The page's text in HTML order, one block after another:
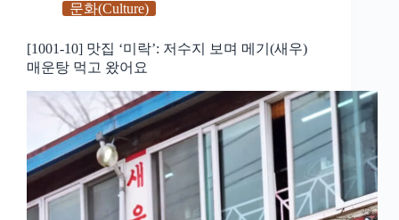
문화(Culture)
[1001-10] 맛집 ‘미락’: 저수지 보며 메기(새우)
매운탕 먹고 왔어요